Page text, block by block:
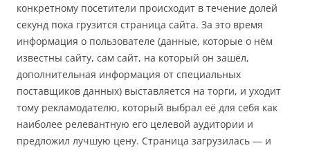
конкретному посетители происходит в течение долей
секунд пока грузится страница сайта. За это время
информация о пользователе (данные, которые о нём
известны сайту, сам сайт, на который он зашёл,
дополнительная информация от специальных
поставщиков данных) выставляется на торги, и уходит
тому рекламодателю, который выбрал её для себя как
наиболее релевантную его целевой аудитории и
предложил лучшую цену. Страница загрузилась — и